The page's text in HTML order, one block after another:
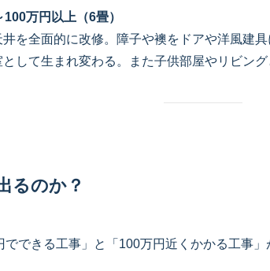
100万円以上（6畳）
を全面的に改修。障子や襖をドアや洋風建具
して生まれ変わる。また子供部屋やリビン
るのか？
でできる工事」と「100万円近くかかる工事」